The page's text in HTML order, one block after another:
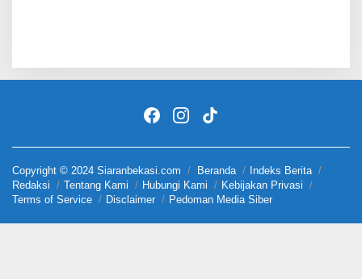
Copyright © 2024 Siaranbekasi.com Beranda
Indeks Berita
Redaksi
Tentang Kami Hubungi Kami
Kebijakan Privasi
Terms of Service
Disclaimer Pedoman Media Siber